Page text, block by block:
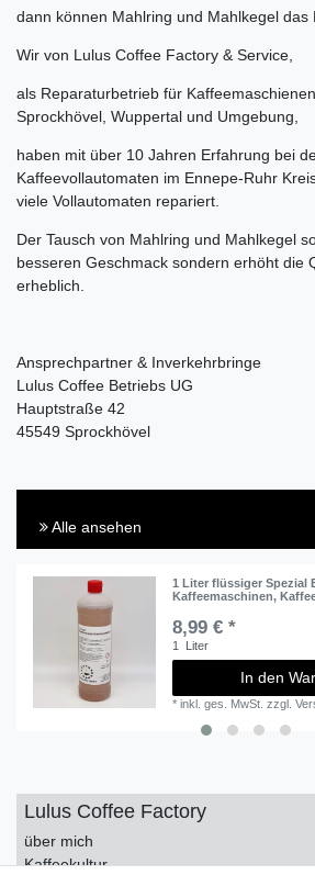
dann können Mahlring und Mahlkegel das
Wir von Lulus Coffee Factory & Service,
als Reparaturbetrieb für
Sprockhövel, Wuppertal und Umgebung,
haben mit über 10 Jahren Erfahrung bei
Kaffeevollautomaten im Ennepe-Ruhr
viele Vollautomaten repariert.
Der Tausch von Mahlring und Mahlkegel
besseren Geschmack sondern erhöht die
erheblich.
Ansprechpartner & Inverkehrbringe
Lulus Coffee Betriebs UG
Hauptstraße 42
45549 Sprockhövel
Alle ansehen
1 Liter flüssiger Spezial
Kaffeemaschinen,
8,99 € *
1 Liter
In den
*inkl. ges. MwSt. zzgl.
Lulus Coffee Factory
über mich
Kaffeekultur